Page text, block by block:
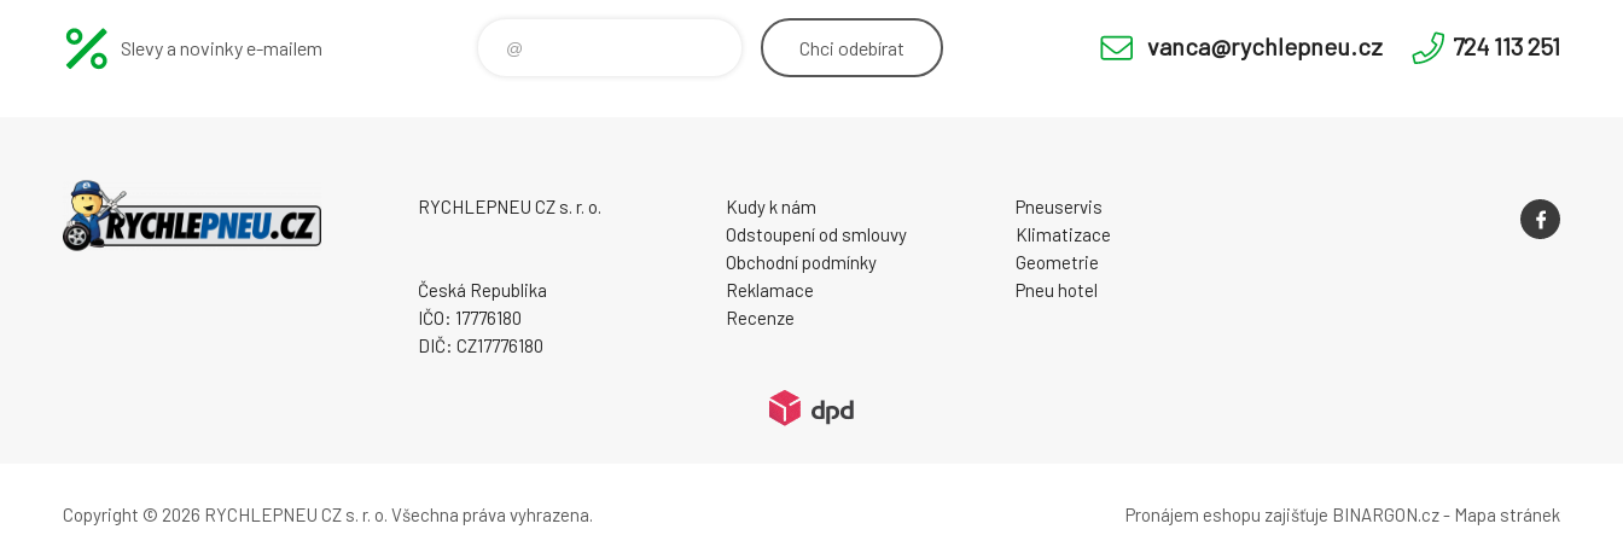
Slevy a novinky e-mailem Chci odebírat vanca@rychlepneu.cz 724 113 251
RYCHLEPNEU CZ s. r. o.
Česká Republika
IČO: 17776180
DIČ: CZ17776180
Kudy k nám
Odstoupení od smlouvy
Obchodní podmínky
Reklamace
Recenze
Pneuservis
Klimatizace
Geometrie
Pneu hotel
Copyright © 2026 RYCHLEPNEU CZ s. r. o. Všechna práva vyhrazena. Pronájem eshopu zajišťuje BINARGON.cz- Mapa stránek